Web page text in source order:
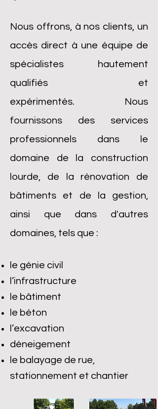
Nous offrons, à nos clients, un
accès direct à une équipe de
spécialistes hautement
qualifiés et
expérimentés. Nous
fournissons des services
professionnels dans le
domaine de la construction
lourde, de la rénovation de
bâtiments et de la gestion,
ainsi que dans d'autres
domaines, tels que :
le génie civil
l’infrastructure
le bâtiment
le béton
l’excavation
déneigement
le balayage de rue,
stationnement et chantier